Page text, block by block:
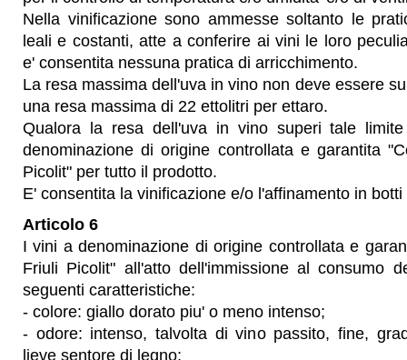
Nella vinificazione sono ammesse soltanto le
leali e costanti, atte a conferire ai vini le loro
e' consentita nessuna pratica di arricchimento.
La resa massima dell'uva in vino non deve essere
una resa massima di 22 ettolitri per ettaro.
Qualora la resa dell'uva in vino superi tale
denominazione di origine controllata e garantita
Picolit" per tutto il prodotto.
E' consentita la vinificazione e/o l'affinamento in
Articolo 6
I vini a denominazione di origine controllata e
Friuli Picolit" all'atto dell'immissione al consumo
seguenti caratteristiche:
- colore: giallo dorato piu' o meno intenso;
- odore: intenso, talvolta di vino passito, fine,
lieve sentore di legno;